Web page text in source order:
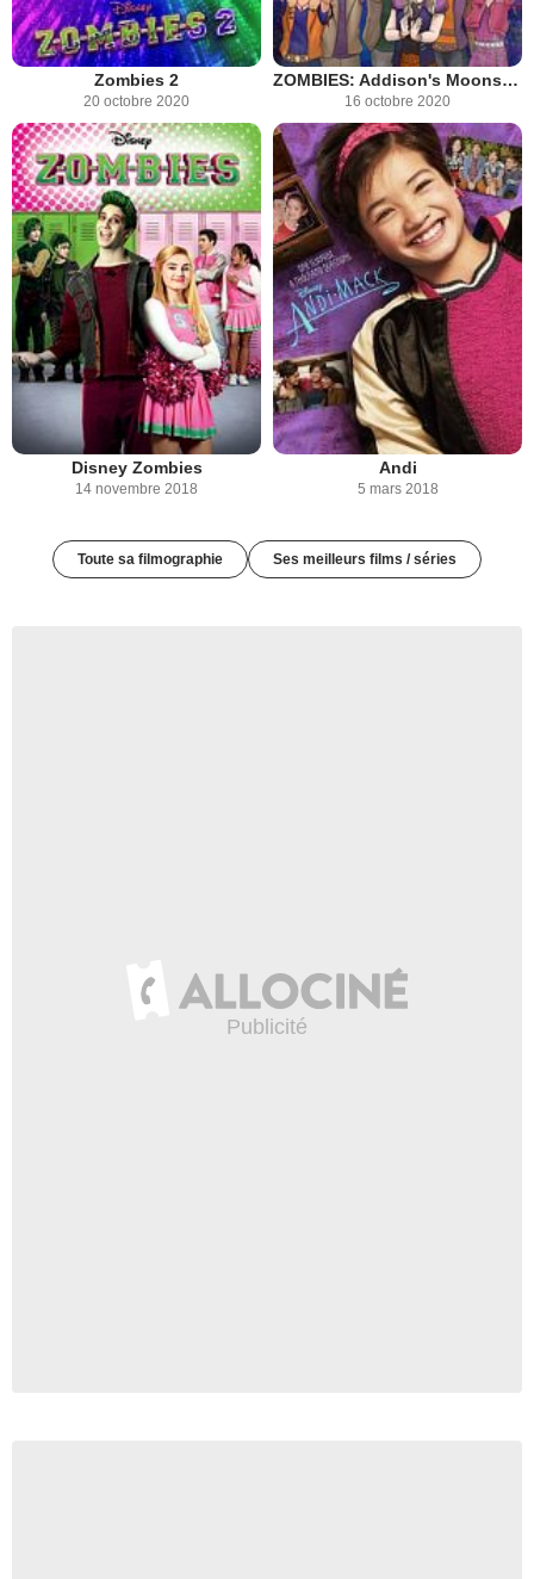
Zombies 2
20 octobre 2020
ZOMBIES: Addison's Moonstone Mistery
16 octobre 2020
Disney Zombies
14 novembre 2018
Andi
5 mars 2018
Toute sa filmographie Ses meilleurs films / séries